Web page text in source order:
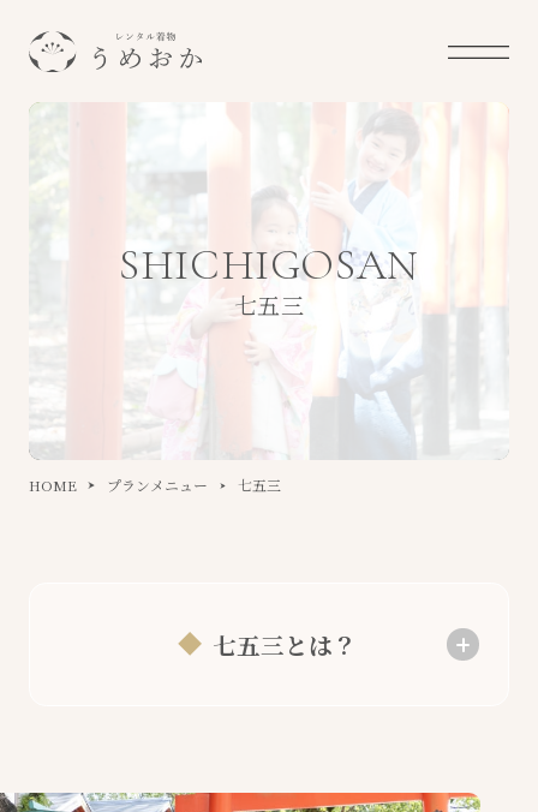
SHICHIGOSAN
七五三
HOME プランメニュー 七五三
七五三とは？